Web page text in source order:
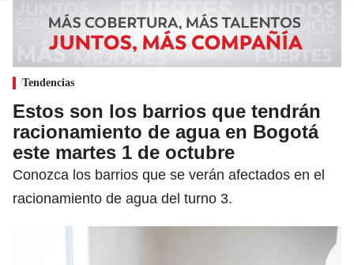
Tendencias
Estos son los barrios que tendrán
racionamiento de agua en Bogotá
este martes 1 de octubre
Conozca los barrios que se verán afectados en el
racionamiento de agua del turno 3.